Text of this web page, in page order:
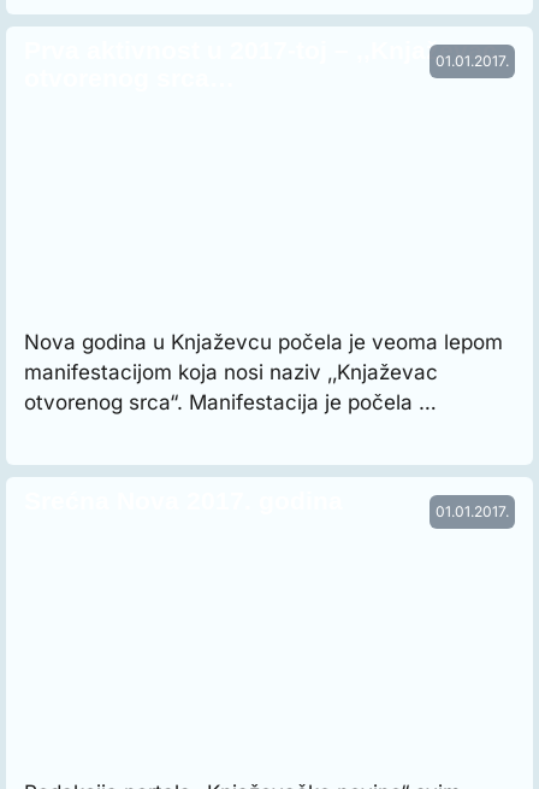
01.01.2017.
Prva aktivnost u 2017-toj – ‚‚Knjaževac
Nova godina u Knjaževcu počela je veoma lepom
manifestacijom koja nosi naziv ‚‚Knjaževac
otvorenog srca“. Manifestacija je počela …
01.01.2017.